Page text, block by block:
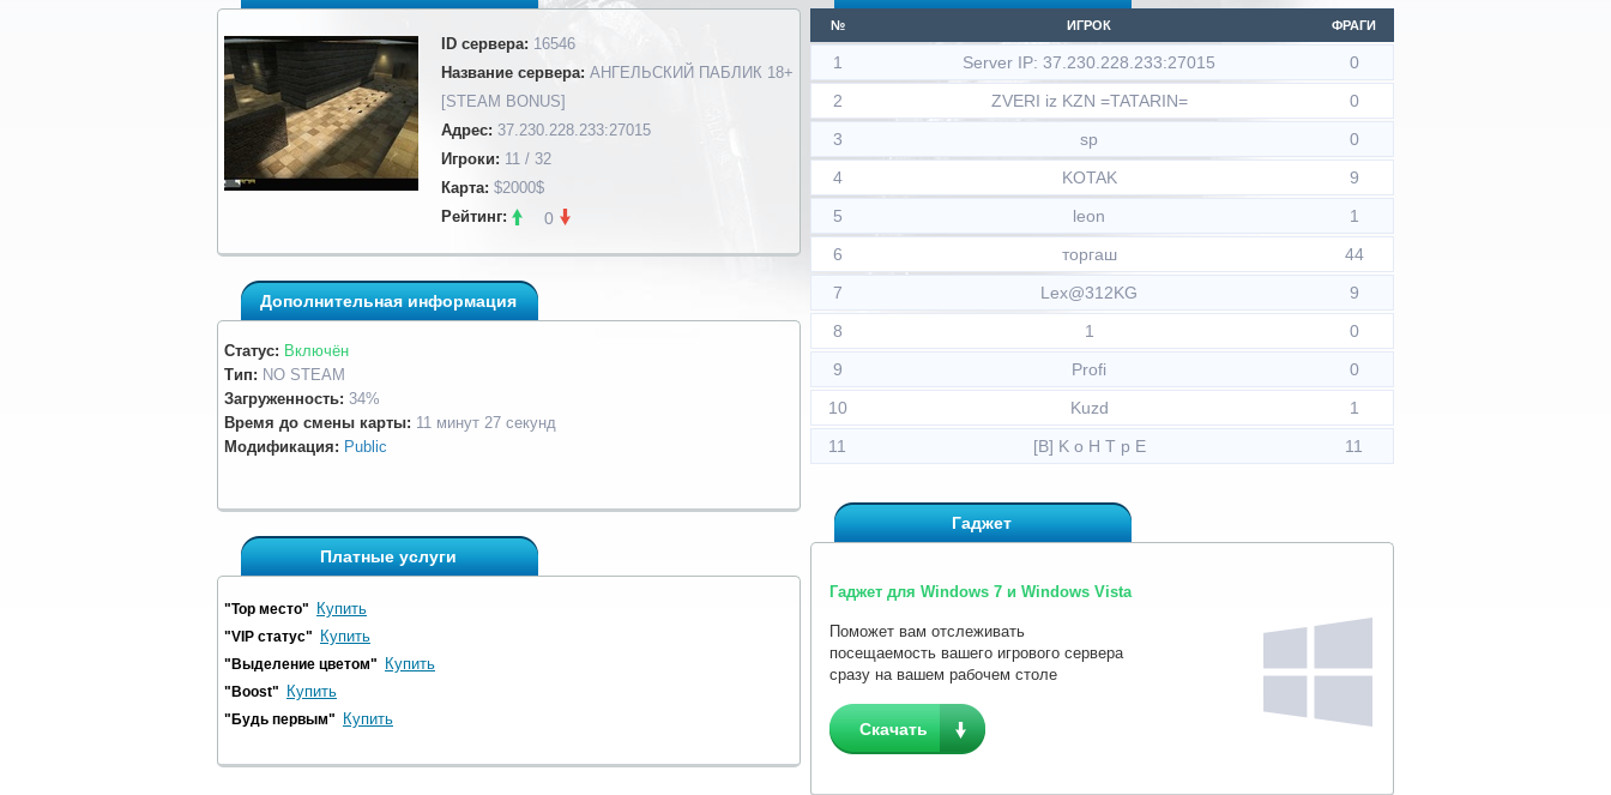
ID сервера: 16546
Название сервера: АНГЕЛЬСКИЙ ПАБЛИК 18+
[STEAM BONUS]
Адрес: 37.230.228.233:27015
Игроки: 11 / 32
Карта: $2000$
Рейтинг:
0
Дополнительная информация
Статус: Включён
Тип: NO STEAM
Загруженность: 34%
Время до смены карты: 11 минут 27 секунд
Модификация: Public
Платные услуги
"Top место" Купить
"VIP статус" Купить
"Выделение цветом" Купить
"Boost" Купить
"Будь первым" Купить
№ ИГРОК ФРАГИ
1 Server IP: 37.230.228.233:27015
0
2
ZVERI iz KZN =TATARIN=
0
3
sp
0
4
KOTAK
9
5
leon
1
6
торгаш
44
7
Lex@312KG
9
8
1
0
9
Profi
0
10
Kuzd
1
11
[B] K o H T p E 11
Гаджет
Гаджет для Windows 7 и Windows Vista
Поможет вам отслеживать
посещаемость вашего игрового сервера
сразу на вашем рабочем столе
Скачать